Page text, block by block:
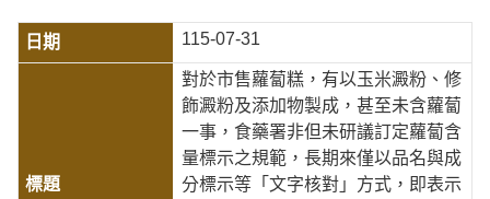
115-07-31
對於市售蘿蔔糕，有以玉米澱粉、修
飾澱粉及添加物製成，甚至未含蘿蔔
一事，食藥署非但未研議訂定蘿蔔含
量標示之規範，長期來僅以品名與成
分標示等「文字核對」方式，即表示